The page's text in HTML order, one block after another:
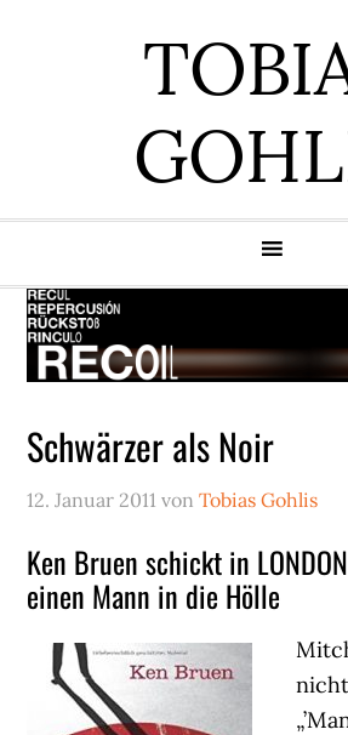
Schwärzer als Noir
12. Januar 2011 vonTobias Gohlis
Ken Bruen schickt in
einen Mann in die Hölle